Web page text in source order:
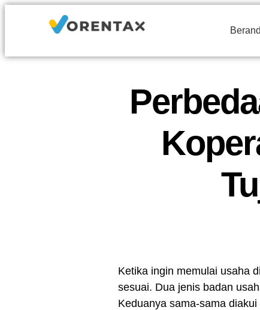
Ketika ingin memulai usaha
sesuai. Dua jenis badan
Keduanya sama-sama